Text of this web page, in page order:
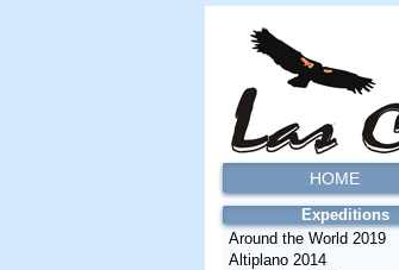
HOME
Expeditions
Around the World 2019
Altiplano 2014